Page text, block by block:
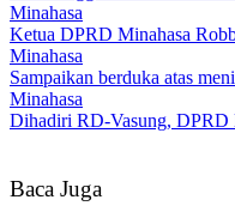
Minahasa
Ketua DPRD Minahasa
Minahasa
Sampaikan berduka atas
Minahasa
Dihadiri RD-Vasung, DPRD
Baca Juga